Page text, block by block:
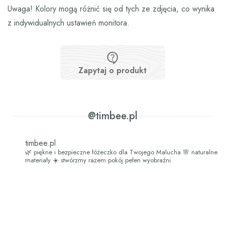
Uwaga! Kolory mogą różnić się od tych ze zdjęcia, co wynika
z indywidualnych ustawień monitora.
Zapytaj o produkt
@timbee.pl
timbee.pl
🌿 piękne i bezpieczne łóżeczko dla Twojego Malucha 🌸 naturalne
materiały ☀️ stwórzmy razem pokój pełen wyobraźni